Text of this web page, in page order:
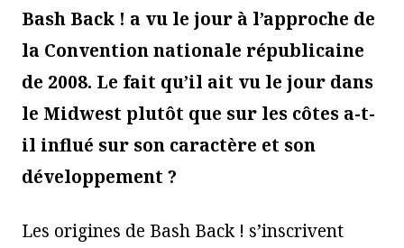
Bash Back ! a vu le jour à l’approche de
la Convention nationale républicaine
de 2008. Le fait qu’il ait vu le jour dans
le Midwest plutôt que sur les côtes a-t-
il influé sur son caractère et son
développement ?
Les origines de Bash Back ! s’inscrivent